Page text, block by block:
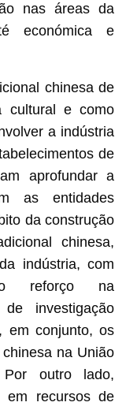
nas áreas da
económica e
chinesa de
cultural e como
a indústria
de
aprofundar a
as entidades
da construção
chinesa,
indústria, com
reforço na
investigação
em conjunto, os
na União
outro lado,
em recursos de